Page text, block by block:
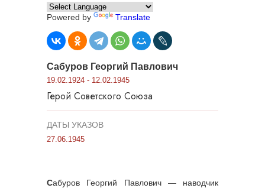
Powered by Translate
Сабуров Георгий Павлович
19.02.1924 - 12.02.1945
Герой Советского Союза
ДАТЫ УКАЗОВ
27.06.1945
Сабуров Георгий Павлович — наводчик